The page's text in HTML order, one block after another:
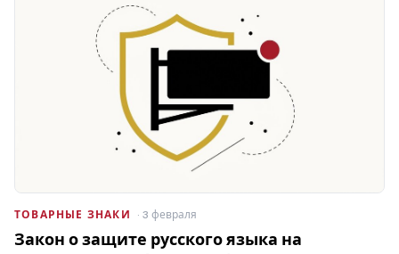
ТОВАРНЫЕ ЗНАКИ · 3 февраля
Закон о защите русского языка на